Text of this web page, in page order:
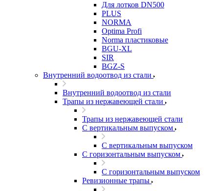
Для лотков DN500
PLUS
NORMA
Optima Profi
Norma пластиковые
BGU-XL
SIR
BGZ-S
Внутренний водоотвод из стали
Внутренний водоотвод из стали
Трапы из нержавеющей стали
Трапы из нержавеющей стали
С вертикальным выпуском
С вертикальным выпуском
С горизонтальным выпуском
С горизонтальным выпуском
Ревизионные трапы